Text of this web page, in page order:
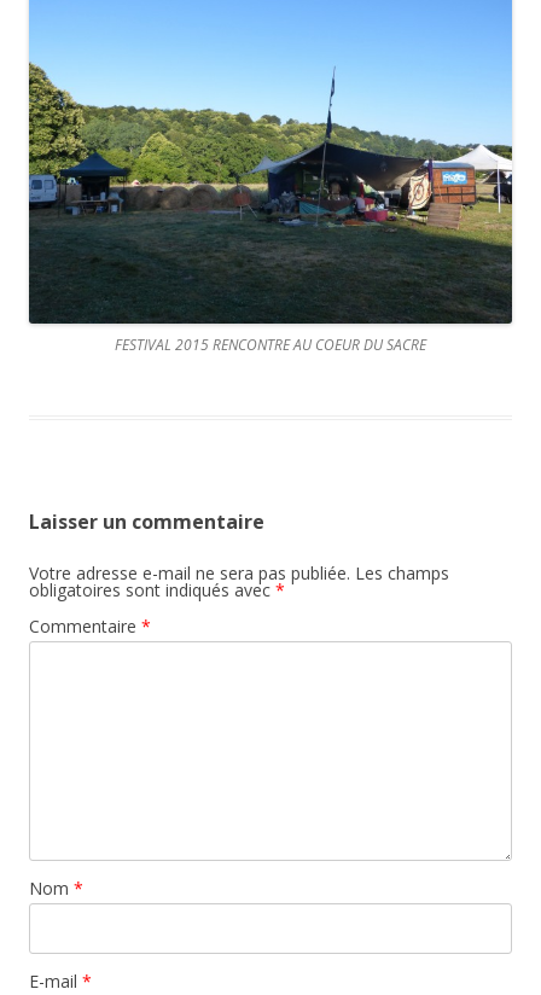
FESTIVAL 2015 RENCONTRE AU COEUR DU SACRE
Laisser un commentaire
Votre adresse e-mail ne sera pas publiée. Les champs
obligatoires sont indiqués avec *
Commentaire *
Nom *
E-mail *